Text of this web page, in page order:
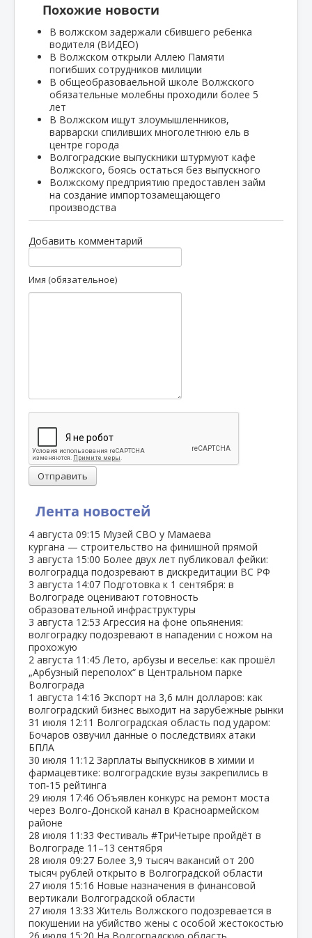
Лента новостей
4 августа 09:15 Музей СВО у Мамаева
кургана — строительство на финишной прямой
3 августа 15:00 Более двух лет публиковал фейки:
волгоградца подозревают в дискредитации ВС РФ
3 августа 14:07 Подготовка к 1 сентября: в
Волгограде оценивают готовность
образовательной инфраструктуры
3 августа 12:53 Агрессия на фоне опьянения:
волгоградку подозревают в нападении с ножом на
прохожую
2 августа 11:45 Лето, арбузы и веселье: как прошёл
„Арбузный переполох“ в Центральном парке
Волгограда
1 августа 14:16 Экспорт на 3,6 млн долларов: как
волгоградский бизнес выходит на зарубежные рынки
31 июля 12:11 Волгоградская область под ударом:
Бочаров озвучил данные о последствиях атаки
БПЛА
30 июля 11:12 Зарплаты выпускников в химии и
фармацевтике: волгоградские вузы закрепились в
топ‑15 рейтинга
29 июля 17:46 Объявлен конкурс на ремонт моста
через Волго‑Донской канал в Красноармейском
районе
28 июля 11:33 Фестиваль #ТриЧетыре пройдёт в
Волгограде 11–13 сентября
28 июля 09:27 Более 3,9 тысяч вакансий от 200
тысяч рублей открыто в Волгоградской области
27 июля 15:16 Новые назначения в финансовой
вертикали Волгоградской области
27 июля 13:33 Житель Волжского подозревается в
покушении на убийство жены с особой жестокостью
Похожие новости
В волжском задержали сбившего ребенка
водителя (ВИДЕО)
В Волжском открыли Аллею Памяти
погибших сотрудников милиции
В общеобразоваельной школе Волжского
обязательные молебны проходили более 5
лет
В Волжском ищут злоумышленников,
варварски спиливших многолетнюю ель в
центре города
Волгоградские выпускники штурмуют кафе
Волжского, боясь остаться без выпускного
Волжскому предприятию предоставлен займ
на создание импортозамещающего
производства
Добавить комментарий
Имя (обязательное)
Отправить